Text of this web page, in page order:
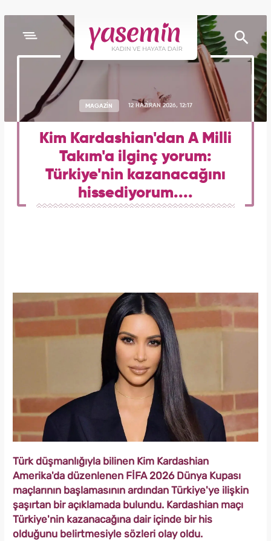
MAGAZİN 12 HAZİRAN 2026, 12:17
Kim Kardashian'dan A Milli
Takım'a ilginç yorum:
Türkiye'nin kazanacağını
hissediyorum....
Türk düşmanlığıyla bilinen Kim Kardashian
Amerika'da düzenlenen FİFA 2026 Dünya Kupası
maçlarının başlamasının ardından Türkiye'ye ilişkin
şaşırtan bir açıklamada bulundu. Kardashian maçı
Türkiye'nin kazanacağına dair içinde bir his
olduğunu belirtmesiyle sözleri olay oldu.